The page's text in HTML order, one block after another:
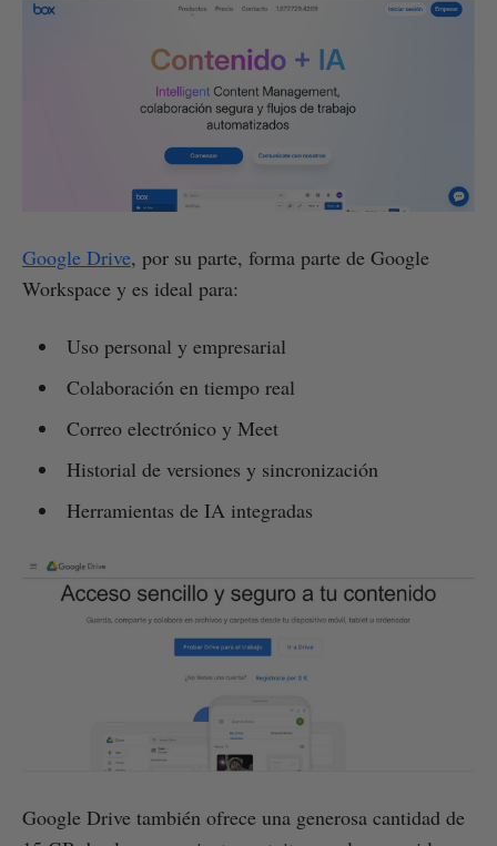
Google Drive, por su parte, forma parte de Google
Workspace y es ideal para:
Uso personal y empresarial
Colaboración en tiempo real
Correo electrónico y Meet
Historial de versiones y sincronización
Herramientas de IA integradas
Google Drive también ofrece una generosa cantidad de